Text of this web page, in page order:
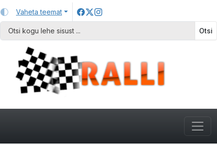
Vaheta teemat
Otsi